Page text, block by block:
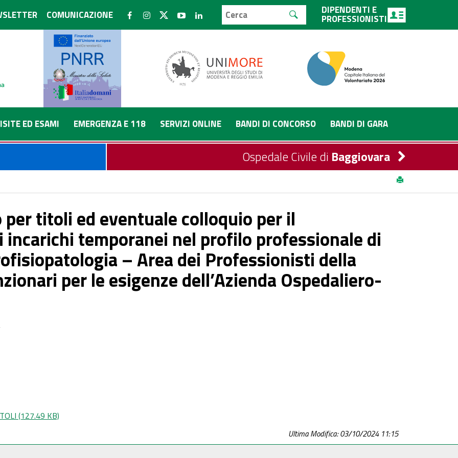
COMUNICAZIONE DIPENDENTI E
PROFESSIONISTI
ED ESAMI EMERGENZA E 118 SERVIZI ONLINE BANDI DI CONCORSO BANDI DI GARA
Ospedale Civile di Baggiovara
dell’Azienda Ospedaliero-Universitaria.
titoli ed eventuale colloquio per il
temporanei nel profilo professionale di
– Area dei Professionisti della
per le esigenze dell’Azienda Ospedaliero-
(127.49 KB)
Ultima Modifica: 03/10/2024 11:15